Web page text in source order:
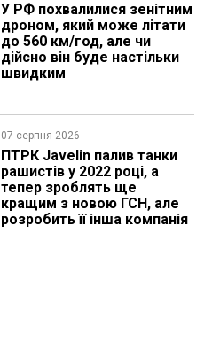
У РФ похвалилися зенітним
дроном, який може літати
до 560 км/год, але чи
дійсно він буде настільки
швидким
07 серпня 2026
ПТРК Javelin палив танки
рашистів у 2022 році, а
тепер зроблять ще
кращим з новою ГСН, але
розробить її інша компанія